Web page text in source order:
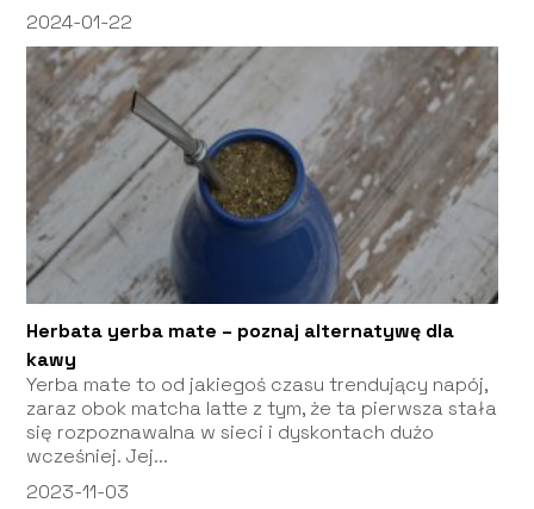
2024-01-22
Herbata yerba mate – poznaj alternatywę dla
kawy
Yerba mate to od jakiegoś czasu trendujący napój,
zaraz obok matcha latte z tym, że ta pierwsza stała
się rozpoznawalna w sieci i dyskontach dużo
wcześniej. Jej...
2023-11-03